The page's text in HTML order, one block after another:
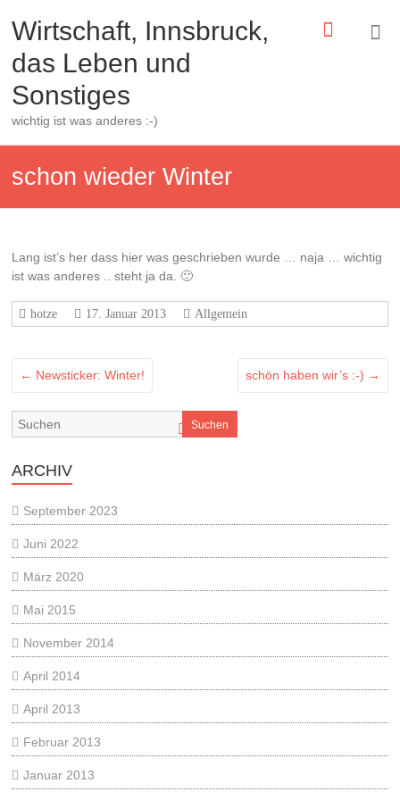
Inhalt
Wirtschaft, Innsbruck,
das Leben und
Sonstiges
wichtig ist was anderes :-)
schon wieder Winter
Lang ist’s her dass hier was geschrieben wurde … naja … wichtig
ist was anderes .. steht ja da. 🙂
hotze 17. Januar 2013 Allgemein
← Newsticker: Winter! schön haben wir’s :-) →
Suchen
ARCHIV
September 2023
Juni 2022
März 2020
Mai 2015
November 2014
April 2014
April 2013
Februar 2013
Januar 2013